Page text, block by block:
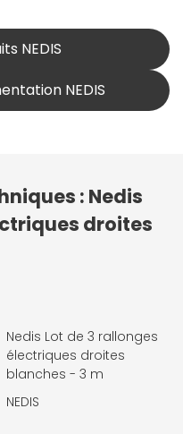
NEDIS
NEDIS
: Nedis
droites
Nedis Lot de 3 rallonges
électriques droites
blanches - 3 m
NEDIS